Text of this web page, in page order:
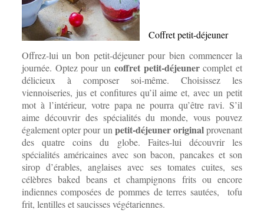
Coffret petit-déjeuner
Offrez-lui un bon petit-déjeuner pour bien commencer la
journée. Optez pour un coffret petit-déjeunercomplet et
délicieux à composer soi-même. Choisissez les
viennoiseries, jus et confitures qu’il aime et, avec un petit
mot à l’intérieur, votre papa ne pourra qu’être ravi. S’il
aime découvrir des spécialités du monde, vous pouvez
également opter pour un petit-déjeuner originalprovenant
des quatre coins du globe. Faites-lui découvrir les
spécialités américaines avec son bacon, pancakes et son
sirop d’érables, anglaises avec ses tomates cuites, ses
célèbres baked beans et champignons frits ou encore
indiennes composées de pommes de terres sautées, tofu
frit, lentilles et saucisses végétariennes.